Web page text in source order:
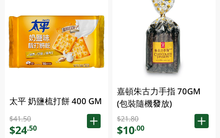
太平 奶鹽梳打餅 400 GM
$41.50
$24.50
嘉頓朱古力手指 70GM
(包裝隨機發放)
$21.80
$10.00